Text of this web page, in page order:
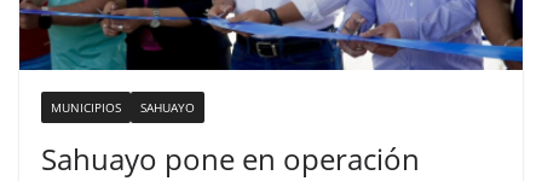
MUNICIPIOS SAHUAYO
Sahuayo pone en operación